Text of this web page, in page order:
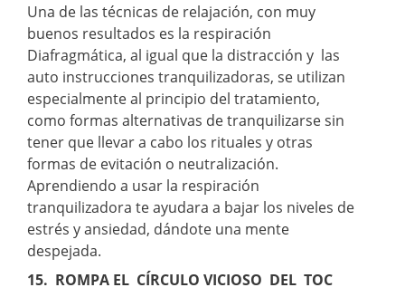
Una de las técnicas de relajación, con muy
buenos resultados es la respiración
Diafragmática, al igual que la distracción y las
auto instrucciones tranquilizadoras, se utilizan
especialmente al principio del tratamiento,
como formas alternativas de tranquilizarse sin
tener que llevar a cabo los rituales y otras
formas de evitación o neutralización.
Aprendiendo a usar la respiración
tranquilizadora te ayudara a bajar los niveles de
estrés y ansiedad, dándote una mente
despejada.
15. ROMPA EL CÍRCULO VICIOSO DEL TOC